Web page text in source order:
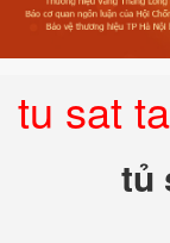
tu sat
tủ